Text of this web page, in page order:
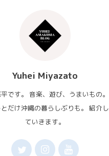
Yuhei Miyazato
です。 音楽、遊び、うまいもの。
だけ沖縄の暮らしぶりも。 紹介し
ていきます。